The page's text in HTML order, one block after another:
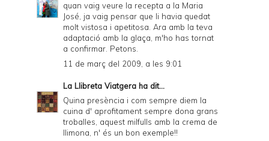
quan vaig veure la recepta a la Maria
José, ja vaig pensar que li havia quedat
molt vistosa i apetitosa. Ara amb la teva
adaptació amb la glaça, m'ho has tornat
a confirmar. Petons.
11 de març del 2009, a les 9:01
La Llibreta Viatgera ha dit...
Quina presència i com sempre diem la
cuina d' aprofitament sempre dona grans
troballes, aquest milfulls amb la crema de
llimona, n' és un bon exemple!!